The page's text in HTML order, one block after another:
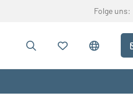
Folge uns: